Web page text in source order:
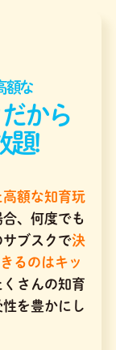
額な
から
題!
額な知育玩
、何度でも
ブスクで決
るのはキッ
さんの知育
を豊かにし